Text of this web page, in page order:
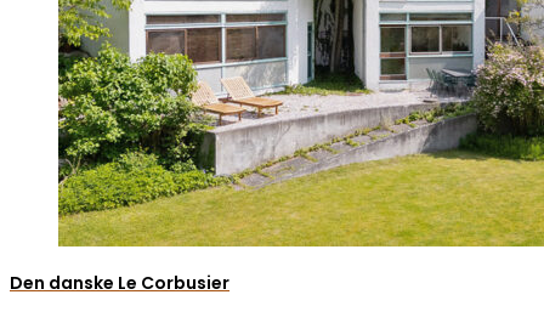
Den danske Le Corbusier